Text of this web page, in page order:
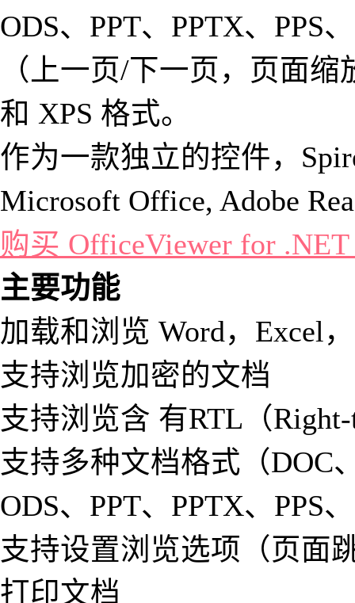
ODS、PPT、PPTX、PPS
（上一页/下一页，页面
和 XPS 格式。
作为一款独立的控件，
Microsoft Office, Adobe
购买 OfficeViewer for
主要功能
加载和浏览 Word，Excel
支持浏览加密的文档
支持浏览含 有RTL（
支持多种文档格式（DOC
ODS、PPT、PPTX、PPS
支持设置浏览选项（页面
打印文档